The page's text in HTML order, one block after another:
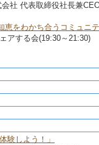
社 代表取締役社長兼
恵をわかち合うコミュニ
アする会(19:30～21:30)
験しよう！」